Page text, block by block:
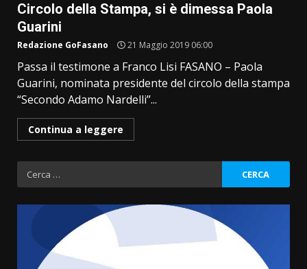
Circolo della Stampa, si è dimessa Paola
Guarini
Redazione GoFasano 21 Maggio 2019 06:00
Passa il testimone a Franco Lisi FASANO – Paola
Guarini, nominata presidente del circolo della stampa
“Secondo Adamo Nardelli”...
Continua a leggere
Ricerca
per: